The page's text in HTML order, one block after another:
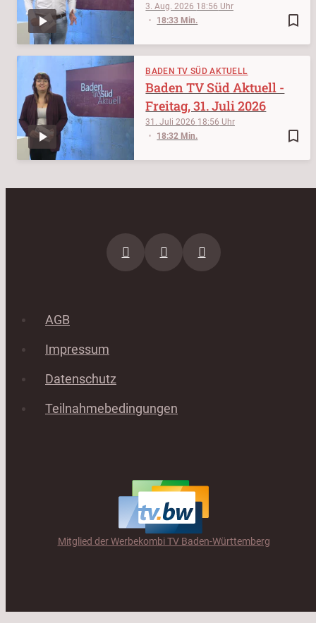
bookmark_border
3. Aug. 2026 18:56
18:33 Min.
BADEN TV SÜD AKTUELL
bookmark_border
31. Juli 2026 18:56
18:32 Min.
Baden TV Süd Aktuell -
Freitag, 31. Juli 2026
AGB
Impressum
Datenschutz
Teilnahmebedingungen
Mitglied der Werbekombi TV Baden-Württemberg